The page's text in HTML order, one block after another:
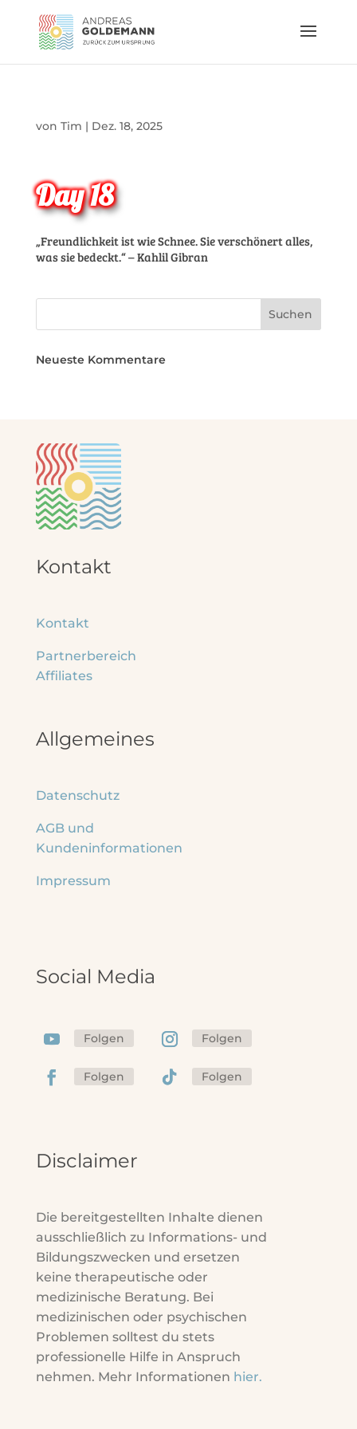
von Tim | Dez. 18, 2025
Day 18
„Freundlichkeit ist wie Schnee. Sie verschönert alles,
was sie bedeckt.“ – Kahlil Gibran
Neueste Kommentare
Kontakt
Kontakt
Partnerbereich
Affiliates
Allgemeines
Datenschutz
AGB und
Kundeninformationen
Impressum
Social Media
Folgen Folgen
Folgen Folgen
Disclaimer
Die bereitgestellten Inhalte dienen
ausschließlich zu Informations- und
Bildungszwecken und ersetzen
keine therapeutische oder
medizinische Beratung. Bei
medizinischen oder psychischen
Problemen solltest du stets
professionelle Hilfe in Anspruch
nehmen. Mehr Informationen hier.